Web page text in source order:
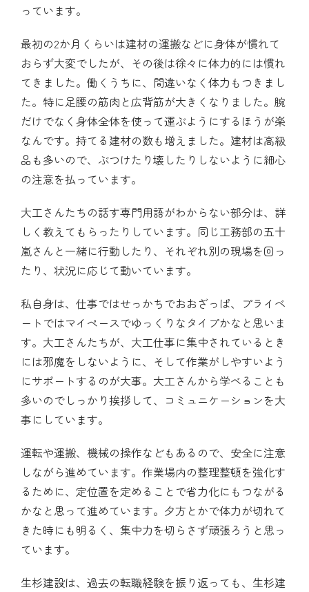
っています。
最初の2か月くらいは建材の運搬などに身体が慣れて
おらず大変でしたが、その後は徐々に体力的には慣れ
てきました。働くうちに、間違いなく体力もつきまし
た。特に足腰の筋肉と広背筋が大きくなりました。腕
だけでなく身体全体を使って運ぶようにするほうが楽
なんです。持てる建材の数も増えました。建材は高級
品も多いので、ぶつけたり壊したりしないように細心
の注意を払っています。
大工さんたちの話す専門用語がわからない部分は、詳
しく教えてもらったりしています。同じ工務部の五十
嵐さんと一緒に行動したり、それぞれ別の現場を回っ
たり、状況に応じて動いています。
私自身は、仕事ではせっかちでおおざっぱ、プライベ
ートではマイペースでゆっくりなタイプかなと思いま
す。大工さんたちが、大工仕事に集中されているとき
には邪魔をしないように、そして作業がしやすいよう
にサポートするのが大事。大工さんから学べることも
多いのでしっかり挨拶して、コミュニケーションを大
事にしています。
運転や運搬、機械の操作などもあるので、安全に注意
しながら進めています。作業場内の整理整頓を強化す
るために、定位置を定めることで省力化にもつながる
かなと思って進めています。夕方とかで体力が切れて
きた時にも明るく、集中力を切らさず頑張ろうと思っ
ています。
生杉建設は、過去の転職経験を振り返っても、生杉建